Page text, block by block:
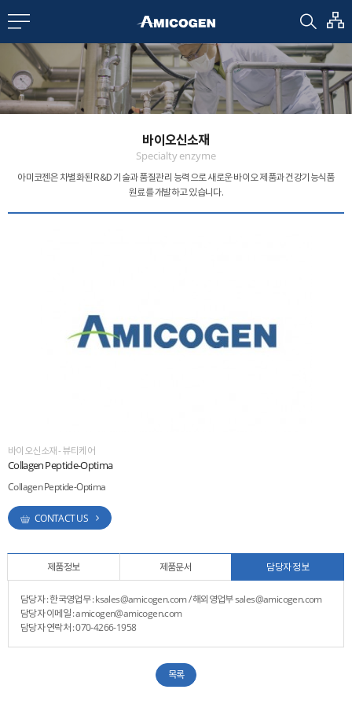
CN
us
바이오신소재
Specialty enzyme
아미코젠은 차별화된 R&D 기술과 품질관리 능력으로새로운 바이오 제품과 건강기능식품
원료를 개발하고 있습니다.
바이오신소재 - 뷰티케어
Collagen Peptide-Optima
Collagen Peptide-Optima
CONTACT US
제품정보 제품문서 담당자 정보
담당자 : 한국영업무 : ksales@amicogen.com / 해외영업부 sales@amicogen.com
담당자 이메일 : amicogen@amicogen.com
담당자 연락처 : 070-4266-1958
목록